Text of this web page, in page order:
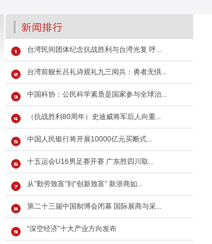
台湾民间团体纪念抗战胜利与台湾光复 呼...
台湾前舰长吕礼诗观礼九三阅兵：勇者无惧...
中国科协：公民科学素质是国家参与全球治...
（抗战胜利80周年）史迪威将军后人向重...
中国人民银行将开展10000亿元买断式...
十五运会U16男足赛开赛 广东胜四川取...
从“勤劳致富”到“创新致富” 新浙商如...
第二十三届中国制博会闭幕 国际展商与采...
“深空经济”十大产业方向发布